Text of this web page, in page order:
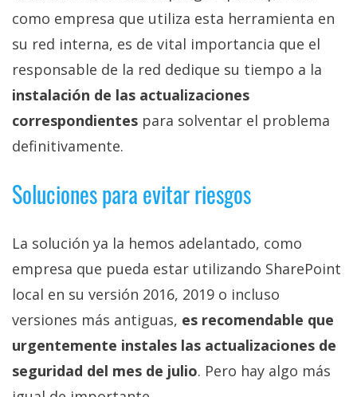
como empresa que utiliza esta herramienta en
su red interna, es de vital importancia que el
responsable de la red dedique su tiempo a la
instalación de las actualizaciones
correspondientes para solventar el problema
definitivamente.
Soluciones para evitar riesgos
La solución ya la hemos adelantado, como
empresa que pueda estar utilizando SharePoint
local en su versión 2016, 2019 o incluso
versiones más antiguas, es recomendable que
urgentemente instales las actualizaciones de
seguridad del mes de julio. Pero hay algo más